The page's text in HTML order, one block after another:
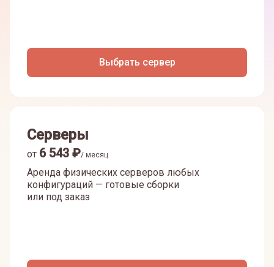
Выбрать сервер
Серверы
от 6 543 ₽/ месяц
Аренда физических серверов любых
конфигураций — готовые сборки
или под заказ